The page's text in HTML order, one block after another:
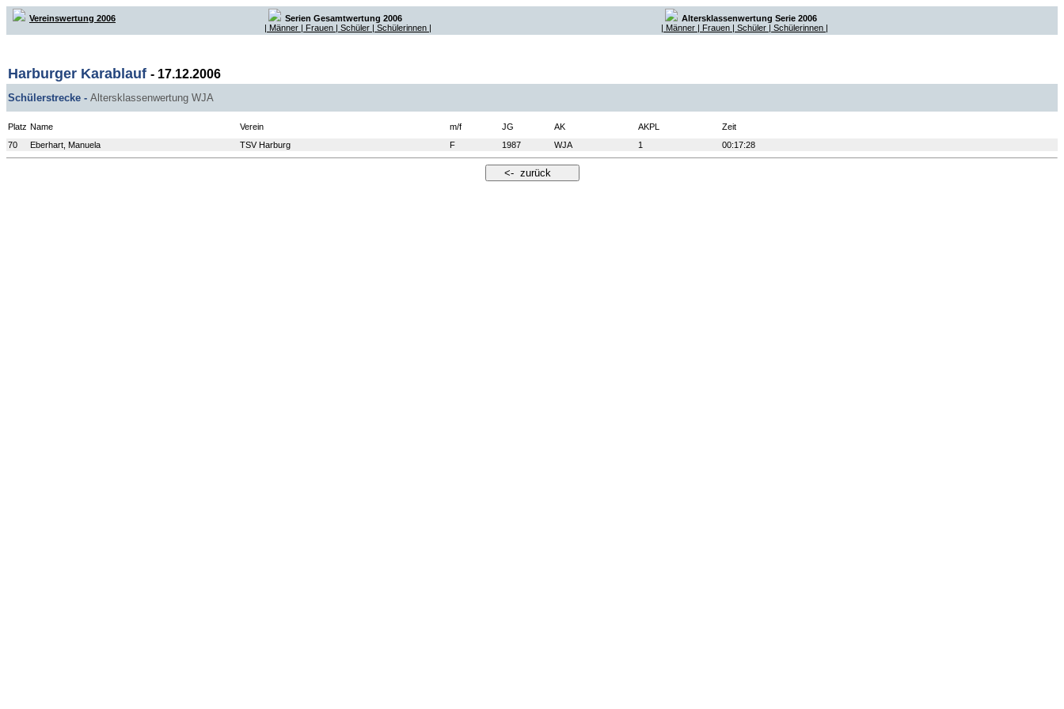
Vereinswertung 2006
Serien Gesamtwertung 2006
| Männer | Frauen | Schüler | Schülerinnen |
Altersklassenwertung Serie 2006
| Männer | Frauen | Schüler | Schülerinnen |
Harburger Karablauf - 17.12.2006
Schülerstrecke - Altersklassenwertung WJA
Platz Name Verein m/f JG AK AKPL
Zeit
70
Eberhart, Manuela TSV Harburg F 1987 WJA 1 00:17:28